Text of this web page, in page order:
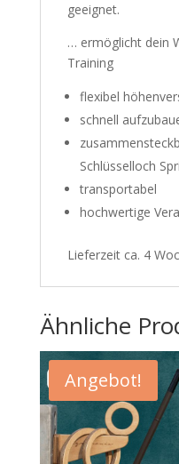
geeignet.
… ermöglicht dein
Training
flexibel
schnell
Schlüsselloch
transportabel
hochwertige
Lieferzeit ca. 4
Ähnliche
Angebot!